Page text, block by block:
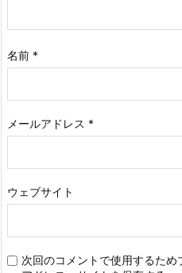
名前 *
メールアドレス *
ウェブサイト
次回のコメントで使用するた